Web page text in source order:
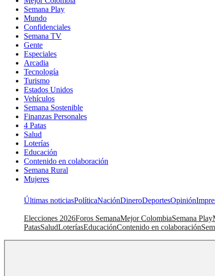
Semana Play
Mundo
Confidenciales
Semana TV
Gente
Especiales
Arcadia
Tecnología
Turismo
Estados Unidos
Vehículos
Semana Sostenible
Finanzas Personales
4 Patas
Salud
Loterías
Educación
Contenido en colaboración
Semana Rural
Mujeres
Últimas noticiasPolíticaNaciónDineroDeportesOpinión
Elecciones 2026Foros SemanaMejor ColombiaSemana Play
PatasSaludLoteríasEducaciónContenido en colaboración